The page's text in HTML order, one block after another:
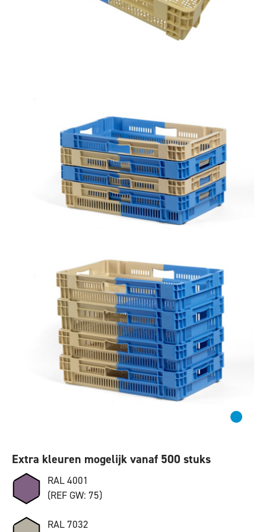
Extra kleuren mogelijk vanaf 500 stuks
RAL 4001
(REF GW: 75)
RAL 7032